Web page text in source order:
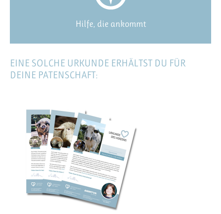
Hilfe, die ankommt
EINE SOLCHE URKUNDE ERHÄLTST DU FÜR
DEINE PATENSCHAFT: